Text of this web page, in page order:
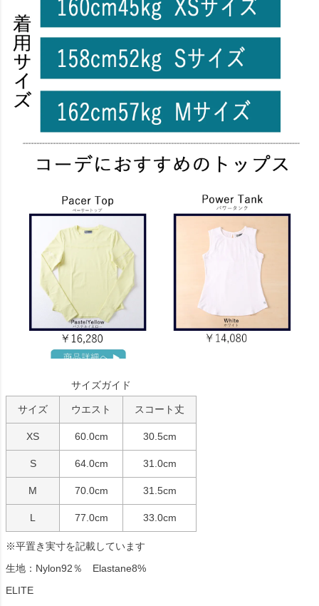
サイズガイド
サイズ ウエスト スコート丈
XS 60.0cm 30.5cm
S 64.0cm 31.0cm
M 70.0cm 31.5cm
L 77.0cm 33.0cm
※平置き実寸を記載しています
生地：Nylon92％ Elastane8%
ELITE